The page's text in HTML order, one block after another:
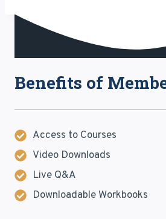
Benefits of
Access to Courses
Video Downloads
Live Q&A
Downloadable Workbooks